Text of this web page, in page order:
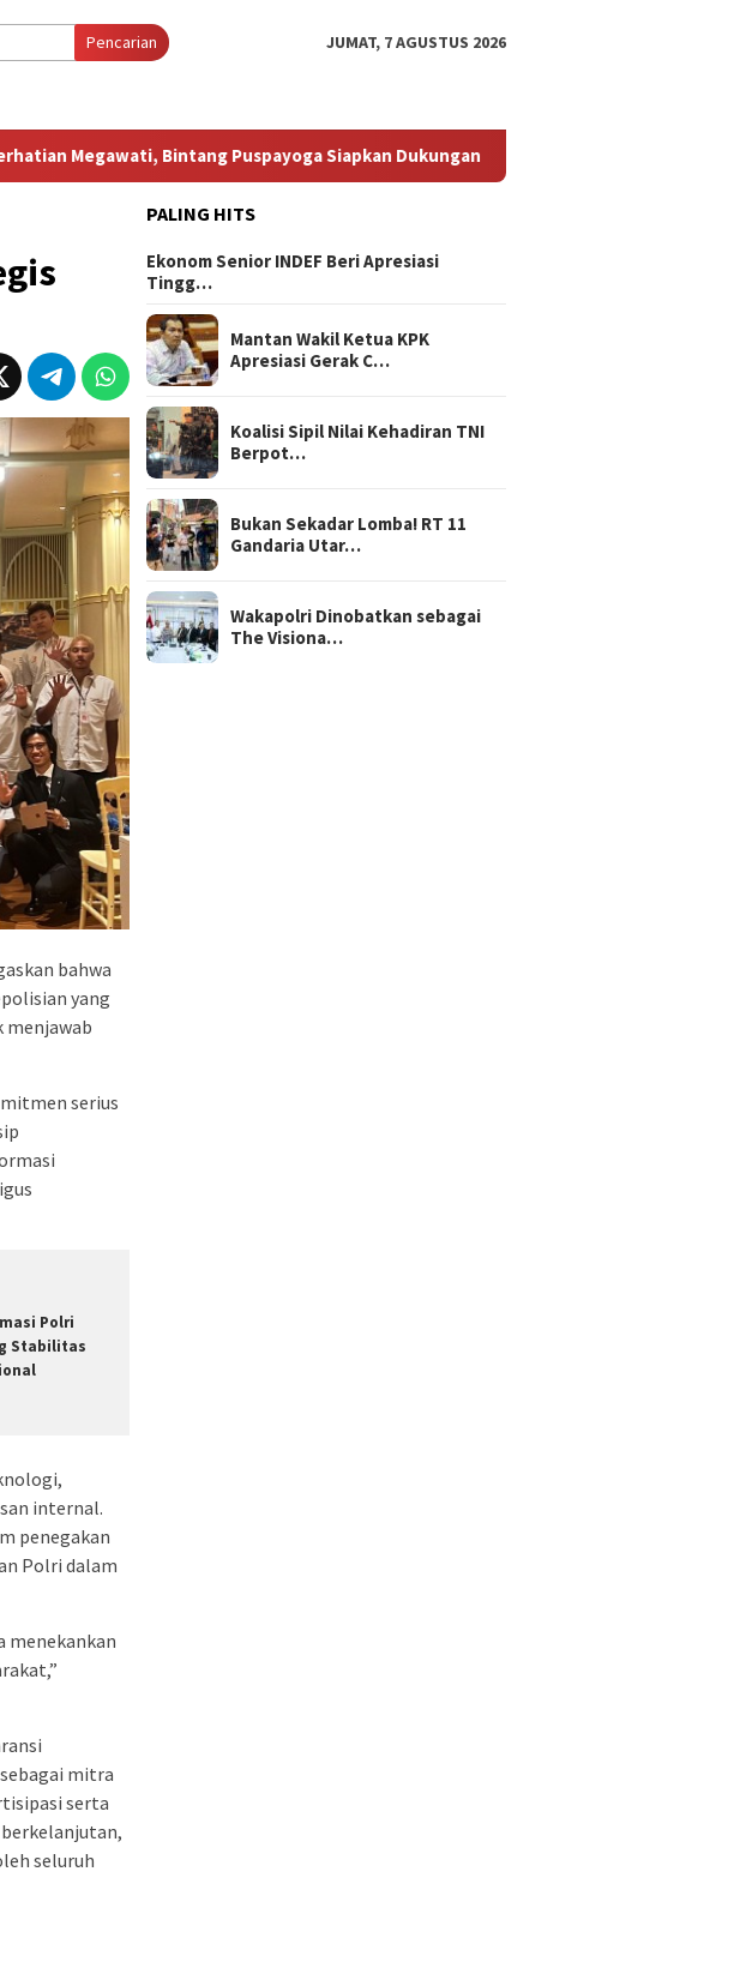
Pencarian JUMAT, 7 AGUSTUS 2026
Bintang Puspayoga Siapkan Dukungan Berkelanjutan
bahwa
yang
menjawab
serius
Polri
Stabilitas
internal.
penegakan
Polri dalam
menekankan
mitra
serta
seluruh
PALING HITS
Ekonom Senior INDEF Beri Apresiasi
Tingg…
Mantan Wakil Ketua KPK
Apresiasi Gerak C…
Koalisi Sipil Nilai Kehadiran TNI
Berpot…
Bukan Sekadar Lomba! RT 11
Gandaria Utar…
Wakapolri Dinobatkan sebagai
The Visiona…